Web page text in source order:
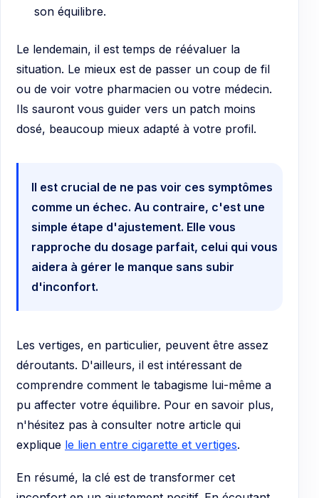
son équilibre.
Le lendemain, il est temps de réévaluer la
situation. Le mieux est de passer un coup de fil
ou de voir votre pharmacien ou votre médecin.
Ils sauront vous guider vers un patch moins
dosé, beaucoup mieux adapté à votre profil.
Il est crucial de ne pas voir ces symptômes
comme un échec. Au contraire, c'est une
simple étape d'ajustement. Elle vous
rapproche du dosage parfait, celui qui vous
aidera à gérer le manque sans subir
d'inconfort.
Les vertiges, en particulier, peuvent être assez
déroutants. D'ailleurs, il est intéressant de
comprendre comment le tabagisme lui-même a
pu affecter votre équilibre. Pour en savoir plus,
n'hésitez pas à consulter notre article qui
explique le lien entre cigarette et vertiges.
En résumé, la clé est de transformer cet